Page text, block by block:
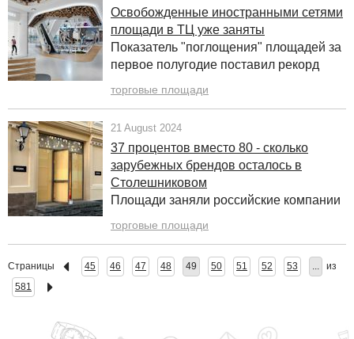
Освобожденные иностранными сетями
площади в ТЦ уже заняты
Показатель "поглощения" площадей за
первое полугодие поставил рекорд
торговые площади
21 August 2024
37 процентов вместо 80 - сколько
зарубежных брендов осталось в
Столешниковом
Площади заняли российские компании
торговые площади
Страницы 45 46 47 48 49 50 51 52 53 ...
из
581